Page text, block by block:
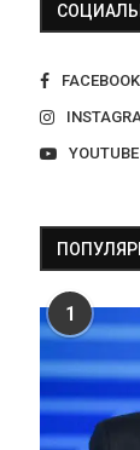
FACEBOOK
YOUTUBE
1